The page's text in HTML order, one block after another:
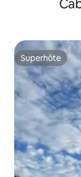
Superhôte
Superhôte